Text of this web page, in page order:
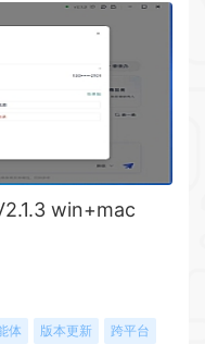
win+mac
体 版本更新 跨平台